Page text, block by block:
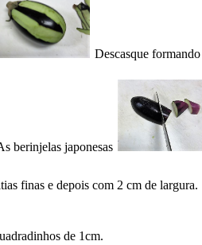
Descasque
berinjelas japonesas
finas e depois com 2 cm de largura.
de 1cm.